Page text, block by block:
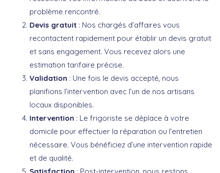
problème rencontré.
Devis gratuit : Nos chargés d’affaires vous
recontactent rapidement pour établir un devis gratuit
et sans engagement. Vous recevez alors une
estimation tarifaire précise.
Validation : Une fois le devis accepté, nous
planifions l’intervention avec l’un de nos artisans
locaux disponibles.
Intervention : Le frigoriste se déplace à votre
domicile pour effectuer la réparation ou l’entretien
nécessaire. Vous bénéficiez d’une intervention rapide
et de qualité.